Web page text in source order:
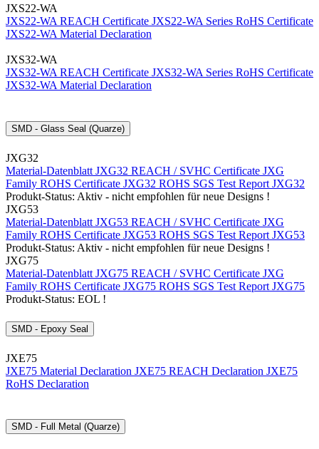
JXS22-WA
JXS22-WA REACH Certificate JXS22-WA Series RoHS Certificate
JXS22-WA Material Declaration
JXS32-WA
JXS32-WA REACH Certificate JXS32-WA Series RoHS Certificate
JXS32-WA Material Declaration
SMD - Glass Seal (Quarze)
JXG32
Material-Datenblatt JXG32 REACH / SVHC Certificate JXG
Family ROHS Certificate JXG32 ROHS SGS Test Report JXG32
Produkt-Status: Aktiv - nicht empfohlen für neue Designs !
JXG53
Material-Datenblatt JXG53 REACH / SVHC Certificate JXG
Family ROHS Certificate JXG53 ROHS SGS Test Report JXG53
Produkt-Status: Aktiv - nicht empfohlen für neue Designs !
JXG75
Material-Datenblatt JXG75 REACH / SVHC Certificate JXG
Family ROHS Certificate JXG75 ROHS SGS Test Report JXG75
Produkt-Status: EOL !
SMD - Epoxy Seal
JXE75
JXE75 Material Declaration JXE75 REACH Declaration JXE75
RoHS Declaration
SMD - Full Metal (Quarze)